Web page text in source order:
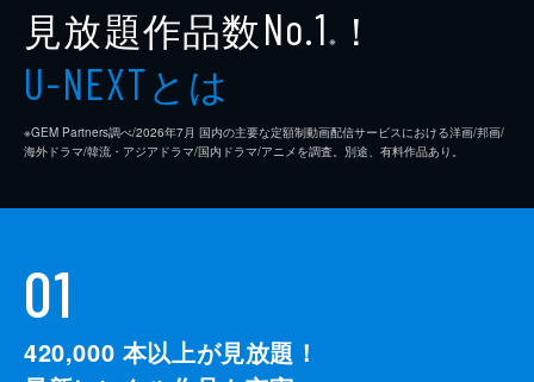
見放題作品数No.1 ※ ！
U-NEXTとは
※GEM Partners調べ/2026年7⽉ 国内の主要な定額制動画配信サービスにおける洋画/邦画/
海外ドラマ/韓流・アジアドラマ/国内ドラマ/アニメを調査。別途、有料作品あり。
01
420,000 本以上が見放題！